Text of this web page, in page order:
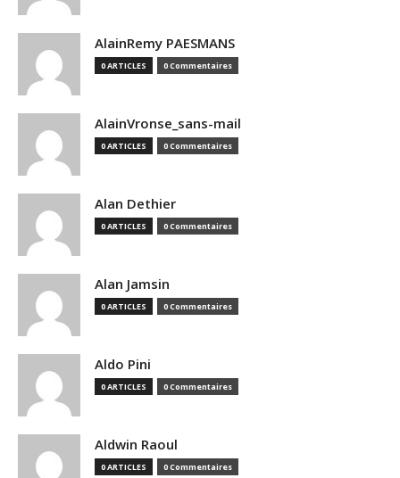
AlainRemy PAESMANS
0 ARTICLES 0 Commentaires
AlainVronse_sans-mail
0 ARTICLES 0 Commentaires
Alan Dethier
0 ARTICLES 0 Commentaires
Alan Jamsin
0 ARTICLES 0 Commentaires
Aldo Pini
0 ARTICLES 0 Commentaires
Aldwin Raoul
0 ARTICLES 0 Commentaires